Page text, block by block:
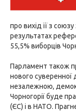
про вихід її з
результатах
55,5% виборців
Парламент також
нового суверенної
незалежною,
Чорногорії буде
(ЄС) і в НАТО.